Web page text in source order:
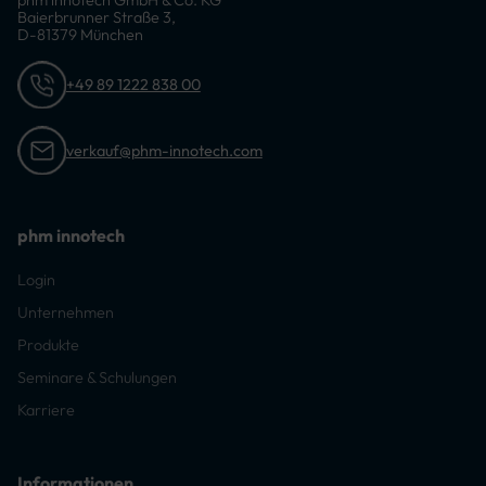
Baierbrunner Straße 3,
D-81379 München
+49 89 1222 838 00
verkauf@phm-innotech.com
phm innotech
Login
Unternehmen
Produkte
Seminare & Schulungen
Karriere